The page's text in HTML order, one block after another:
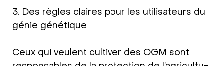
3. Des règles clai­res pour les uti­li­sa­teurs du
génie géné­tique
Ceux qui veu­lent cul­ti­ver des OGM sont